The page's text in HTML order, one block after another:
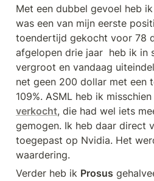
Met een dubbel gevoel heb ik
was een van mijn eerste
toendertijd gekocht voor 78
afgelopen drie jaar  heb ik in
vergroot en vandaag
net geen 200 dollar met een
109%. ASML heb ik
verkocht, die had wel iets
gemogen. Ik heb daar direct
toegepast op Nvidia. Het
waardering.
Verder heb ik Prosus